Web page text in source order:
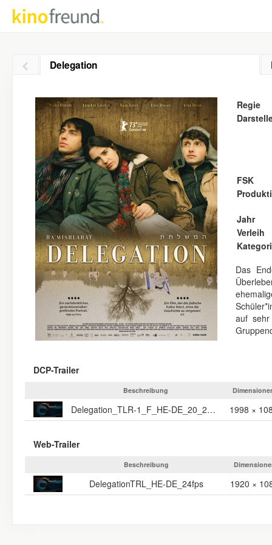
Delegation
Regie
FSK
Jahr
Verleih
Das
auf sehr
DCP-Trailer
Beschreibung
Delegation_TLR-1_F_HE-DE_20_2K_20260112_SMPTE_OV 1998 ×
Web-Trailer
Beschreibung
DelegationTRL_HE-DE_24fps 1920 ×